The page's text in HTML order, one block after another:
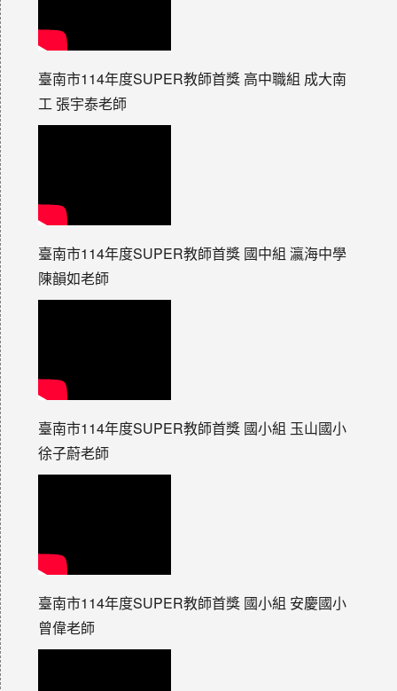
臺南市114年度SUPER教師首獎 高中職組 成大南
工 張宇泰老師
臺南市114年度SUPER教師首獎 國中組 瀛海中學
陳韻如老師
臺南市114年度SUPER教師首獎 國小組 玉山國小
徐子蔚老師
臺南市114年度SUPER教師首獎 國小組 安慶國小
曾偉老師